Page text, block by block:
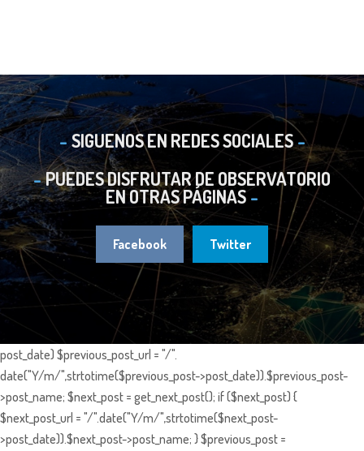
SIGUENOS EN REDES SOCIALES
PUEDES DISFRUTAR DE OBSERVATORIO
EN OTRAS PÁGINAS
Facebook Twitter
post_date) $previous_post_url = "/".
date("Y/m/",strtotime($previous_post->post_date)).$previous_post-
>post_name; $next_post = get_next_post(); if ($next_post) {
$next_post_url = "/".date("Y/m/",strtotime($next_post-
>post_date)).$next_post->post_name; } $previous_post =